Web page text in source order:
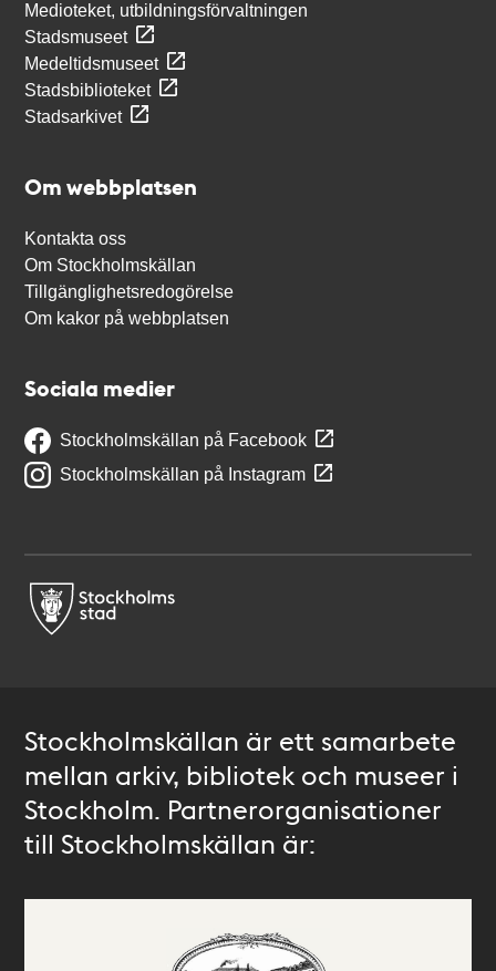
Medioteket, utbildningsförvaltningen
Stadsmuseet
Medeltidsmuseet
Stadsbiblioteket
Stadsarkivet
Om webbplatsen
Kontakta oss
Om Stockholmskällan
Tillgänglighetsredogörelse
Om kakor på webbplatsen
Sociala medier
Stockholmskällan på Facebook
Stockholmskällan på Instagram
Stockholmskällan är ett samarbete
mellan arkiv, bibliotek och museer i
Stockholm. Partnerorganisationer
till Stockholmskällan är: